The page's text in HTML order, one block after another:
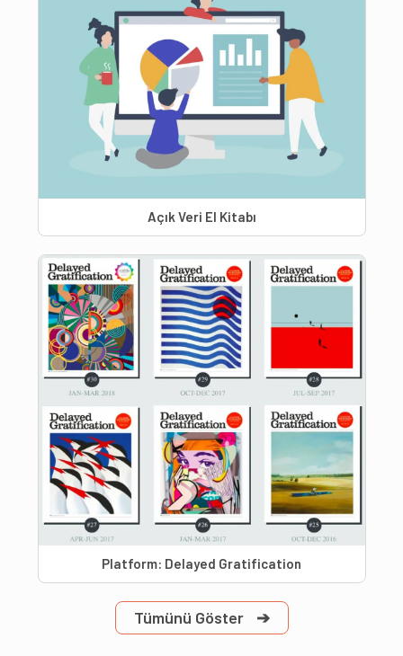
Açık Veri El Kitabı
Platform: Delayed Gratification
Tümünü Göster ➔